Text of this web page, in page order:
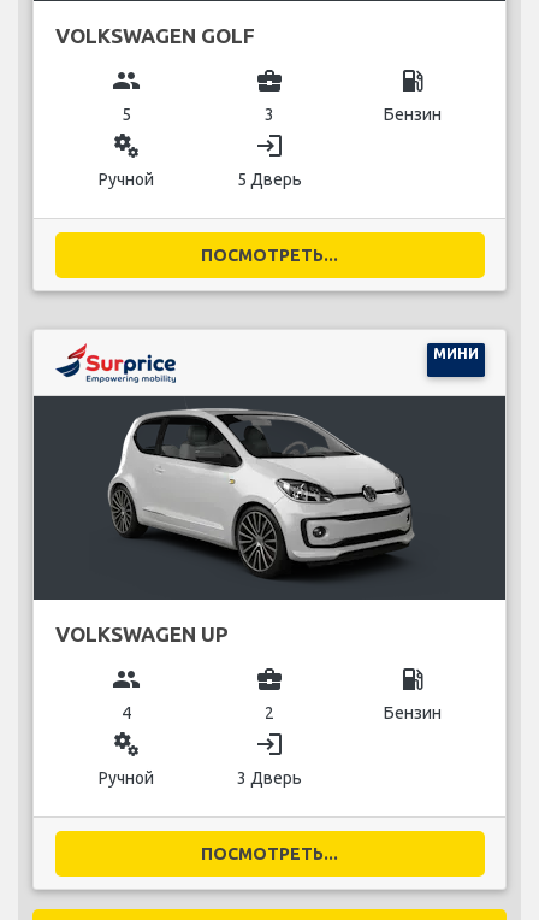
VOLKSWAGEN GOLF
group
5
business_center
3
local_gas_station
Бензин
miscellaneous_services
Ручной
login
5 Дверь
ПОСМОТРЕТЬ...
МИНИ
VOLKSWAGEN UP
group
4
business_center
2
local_gas_station
Бензин
miscellaneous_services
Ручной
login
3 Дверь
ПОСМОТРЕТЬ...